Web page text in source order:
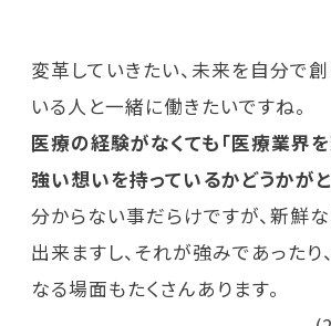
変革していきたい、未来を自分で
いる人と一緒に働きたいですね。
医療の経験がなくても「医療業界を
強い想いを持っているかどうかがと
分からない事だらけですが、新鮮
出来ますし、それが強みであったり
なる場面もたくさんあります。